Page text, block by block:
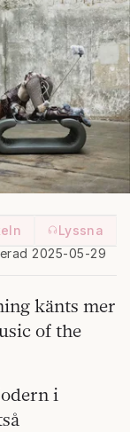
Lyssna
2025-05-29
känts mer
of the
i